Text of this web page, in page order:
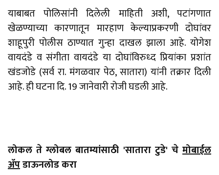
याबाबत पोलिसांनी दिलेली माहिती अशी, पटांगणात
खेळण्याच्या कारणातून मारहाण केल्याप्रकरणी दोघांवर
शाहूपुरी पोलीस ठाण्यात गुन्हा दाखल झाला आहे. योगेश
वायदंडे व संगीता वायदंडे या दोघांविरुध्द प्रियांका प्रशांत
खंडजोडे (सर्व रा. मंगळवार पेठ, सातारा) यांनी तक्रार दिली
आहे. ही घटना दि. 19 जानेवारी रोजी घडली आहे.
लोकल ते ग्लोबल बातम्यांसाठी 'सातारा टुडे' चे मोबाईल
ॲपडाऊनलोड करा